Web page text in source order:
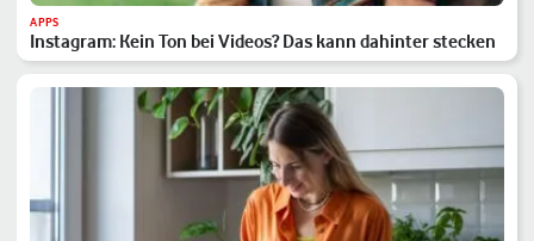
APPS
Instagram: Kein Ton bei Videos? Das kann dahinter stecken